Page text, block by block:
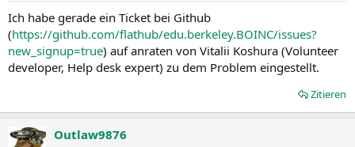
Ich habe gerade ein Ticket bei Github
(https://github.com/flathub/edu.berkeley.BOINC/issues?
new_signup=true) auf anraten von Vitalii Koshura (Volunteer
developer, Help desk expert) zu dem Problem eingestellt.
Zitieren
Outlaw9876